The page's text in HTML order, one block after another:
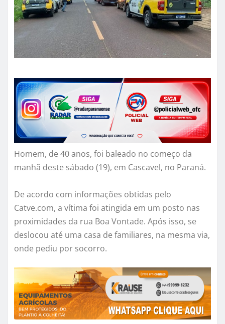
Homem, de 40 anos, foi baleado no começo da
manhã deste sábado (19), em Cascavel, no Paraná.
De acordo com informações obtidas pelo
Catve.com, a vítima foi atingida em um posto nas
proximidades da rua Boa Vontade. Após isso, se
deslocou até uma casa de familiares, na mesma via,
onde pediu por socorro.